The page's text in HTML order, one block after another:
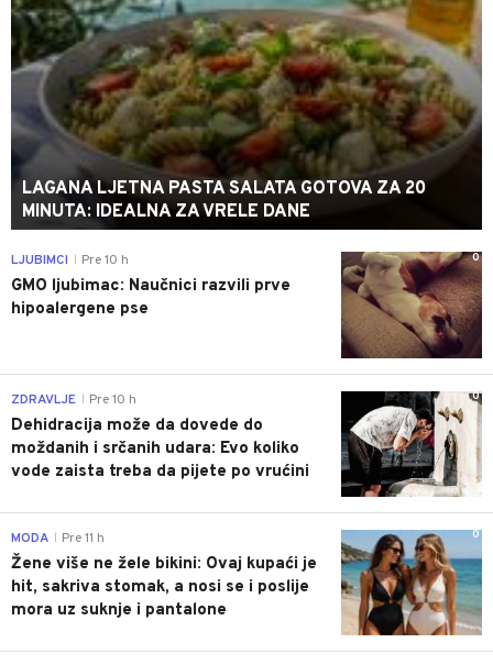
LAGANA LJETNA PASTA SALATA GOTOVA ZA 20
MINUTA: IDEALNA ZA VRELE DANE
0
LJUBIMCI Pre 10 h
GMO ljubimac: Naučnici razvili prve
hipoalergene pse
0
ZDRAVLJE Pre 10 h
Dehidracija može da dovede do
moždanih i srčanih udara: Evo koliko
vode zaista treba da pijete po vrućini
0
MODA Pre 11 h
Žene više ne žele bikini: Ovaj kupaći je
hit, sakriva stomak, a nosi se i poslije
mora uz suknje i pantalone